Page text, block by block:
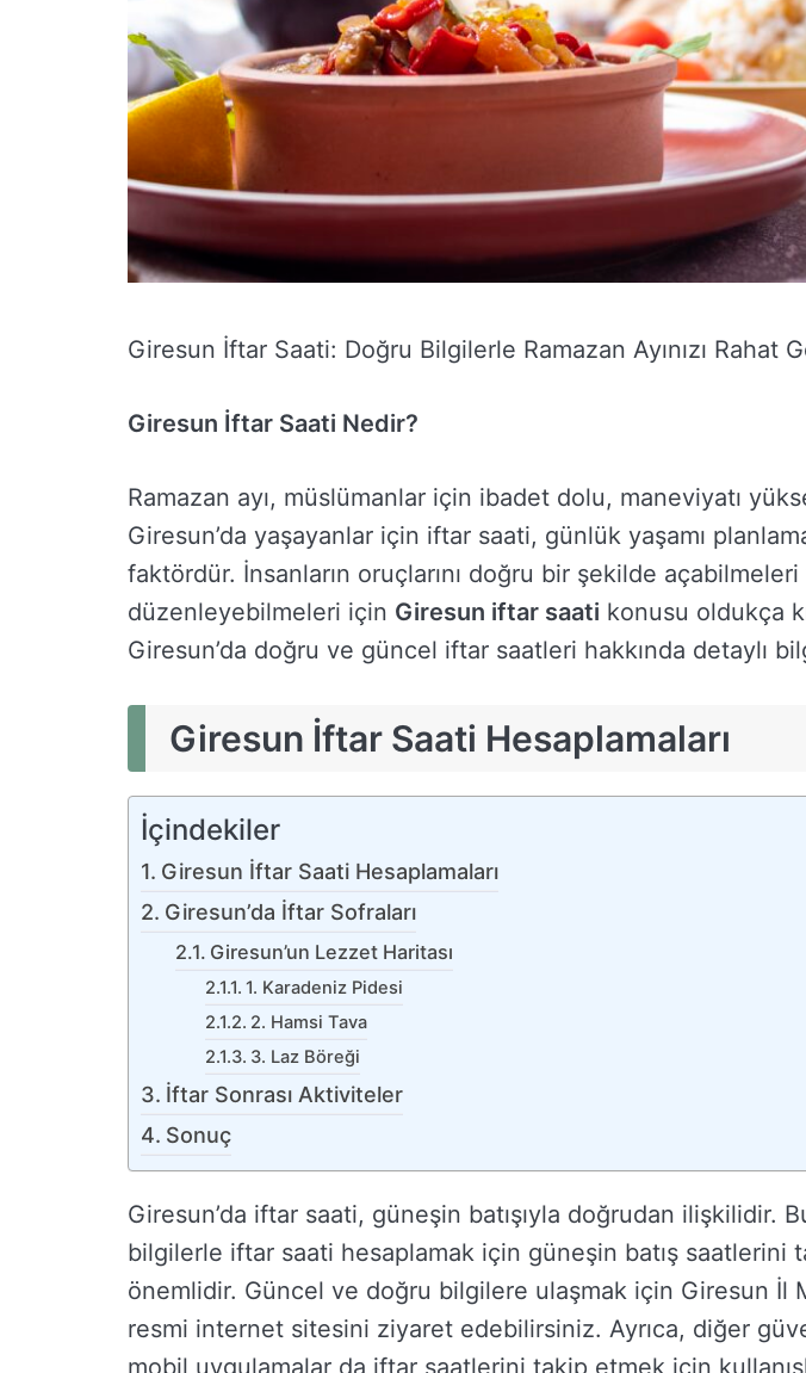
Giresun İftar Saati: Doğru Bilgilerle Ramazan Ayınızı Rahat
Giresun İftar Saati Nedir?
Ramazan ayı, müslümanlar için ibadet dolu, maneviyatı
Giresun’da yaşayanlar için iftar saati, günlük yaşamı
faktördür. İnsanların oruçlarını doğru bir şekilde
düzenleyebilmeleri için Giresun iftar saati konusu oldukça
Giresun’da doğru ve güncel iftar saatleri hakkında detaylı
Giresun İftar Saati Hesaplamaları
İçindekiler
Giresun İftar Saati Hesaplamaları
Giresun’da İftar Sofraları
Giresun’un Lezzet Haritası
1. Karadeniz Pidesi
2. Hamsi Tava
3. Laz Böreği
İftar Sonrası Aktiviteler
Sonuç
Giresun’da iftar saati, güneşin batışıyla doğrudan ilişkilidir.
bilgilerle iftar saati hesaplamak için güneşin batış saatlerini
önemlidir. Güncel ve doğru bilgilere ulaşmak için Giresun İl
resmi internet sitesini ziyaret edebilirsiniz. Ayrıca, diğer